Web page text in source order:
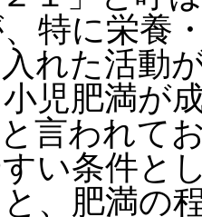
特に栄養
れた活動
児肥満が
言われて
い条件と
、肥満の